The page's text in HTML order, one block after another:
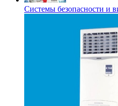
Системы безопасности и